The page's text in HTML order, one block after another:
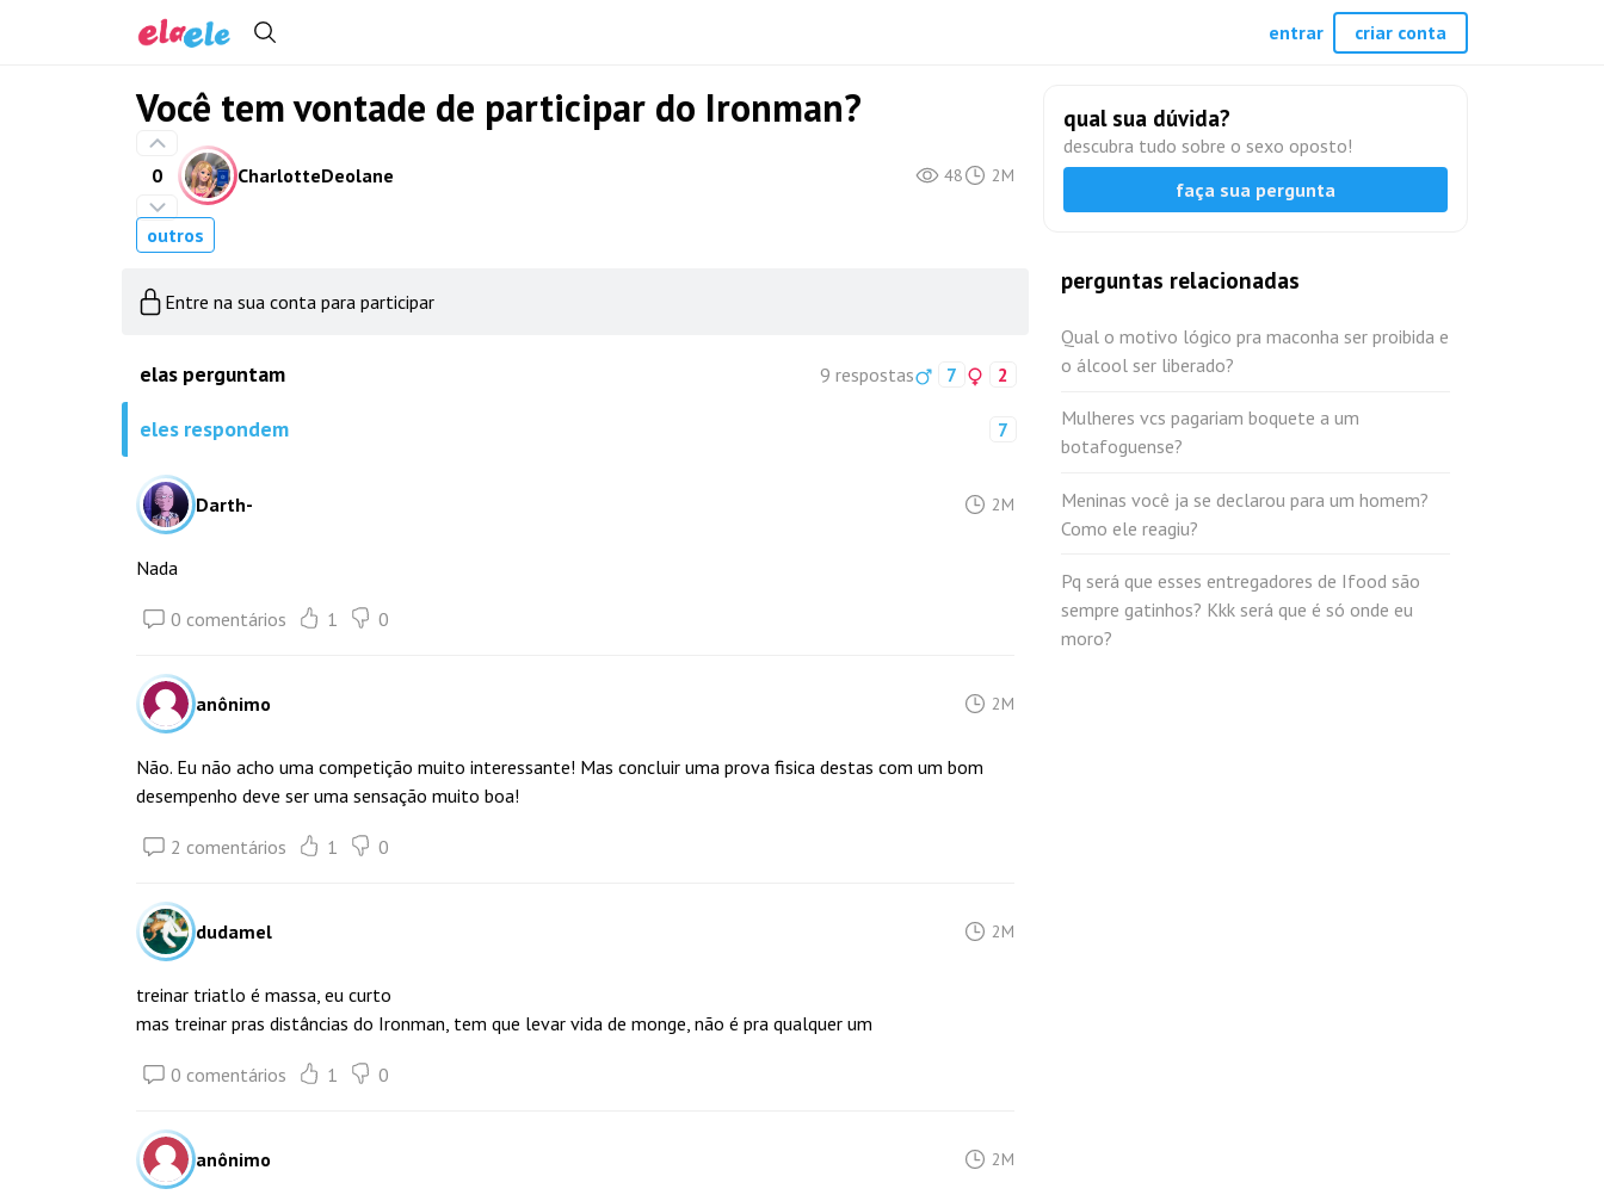
Você tem vontade de participar do Ironman?
0 CharlotteDeolane 48 2M
outros
Entre na sua conta para participar
elas perguntam 9 respostas 7 2
eles respondem 7
Darth- 2M
Nada
0 comentários 1 0
anônimo 2M
Não. Eu não acho uma competição muito interessante! Mas concluir uma prova fisica destas com um bom
desempenho deve ser uma sensação muito boa!
2 comentários 1 0
dudamel 2M
treinar triatlo é massa, eu curto
mas treinar pras distâncias do Ironman, tem que levar vida de monge, não é pra qualquer um
0 comentários 1 0
anônimo 2M
qual sua dúvida?
descubra tudo sobre o sexo oposto!
faça sua pergunta
perguntas relacionadas
Qual o motivo lógico pra maconha ser proibida e
o álcool ser liberado?
Mulheres vcs pagariam boquete a um
botafoguense?
Meninas você ja se declarou para um homem?
Como ele reagiu?
Pq será que esses entregadores de Ifood são
sempre gatinhos? Kkk será que é só onde eu
moro?
entrar criar conta